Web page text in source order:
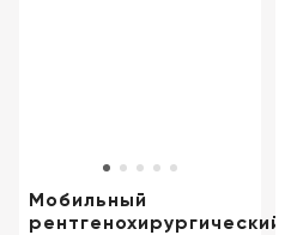
Мобильный
рентгенохирургический